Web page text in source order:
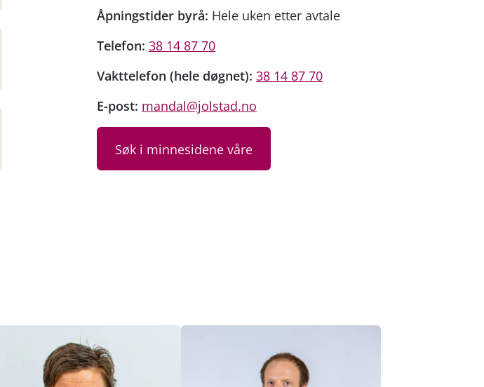
Åpningstider byrå: Hele uken etter avtale
Telefon: 38 14 87 70
Vakttelefon (hele døgnet): 38 14 87 70
E-post: mandal@jolstad.no
Søk i minnesidene våre